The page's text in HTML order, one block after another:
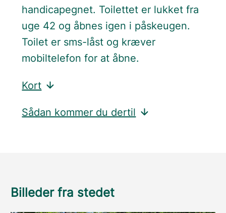
handicapegnet. Toilettet er lukket fra
uge 42 og åbnes igen i påskeugen.
Toilet er sms-låst og kræver
mobiltelefon for at åbne.
Kort
Sådan kommer du dertil
Billeder fra stedet